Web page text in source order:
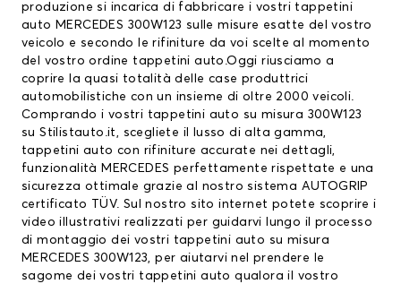
produzione si incarica di fabbricare i vostri tappetini
auto MERCEDES 300W123 sulle misure esatte del vostro
veicolo e secondo le rifiniture da voi scelte al momento
del vostro ordine tappetini auto.Oggi riusciamo a
coprire la quasi totalità delle case produttrici
automobilistiche con un insieme di oltre 2000 veicoli.
Comprando i vostri tappetini auto su misura 300W123
su Stilistauto.it, scegliete il lusso di alta gamma,
tappetini auto con rifiniture accurate nei dettagli,
funzionalità MERCEDES perfettamente rispettate e una
sicurezza ottimale grazie al nostro sistema AUTOGRIP
certificato TÜV. Sul nostro sito internet potete scoprire i
video illustrativi realizzati per guidarvi lungo il processo
di montaggio dei vostri tappetini auto su misura
MERCEDES 300W123, per aiutarvi nel prendere le
sagome dei vostri tappetini auto qualora il vostro